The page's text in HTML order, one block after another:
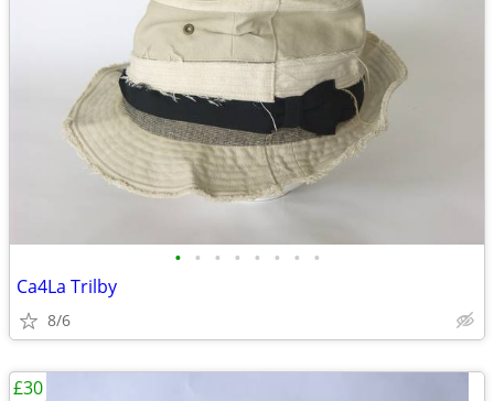
• • • • • • • •
Ca4La Trilby
8/6
£30